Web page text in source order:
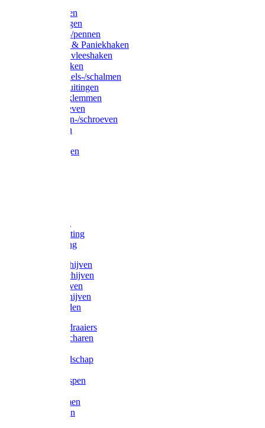
Sleutelringen
Gelaste ringen
Borgveren-/pennen
Musketons & Paniekhaken
S-haken & vleeshaken
Karabijnhaken
Noodschakels-/schalmen
Harp-/D-sluitingen
Staaldraadklemmen
Spanschroeven
Ringmoeren-/schroeven
Puntkousen
Aanlegringen
Voetketting
Scheepsketting
Victorketting
Afbraamschijven
Doorslijpschijven
Lamelschijven
Diamantschijven
Laselektroden
Schroevendraaiers
Tangen / Scharen
Meetgereedschap
Vijlen / Raspen
Lijmklemmen
Waterpassen